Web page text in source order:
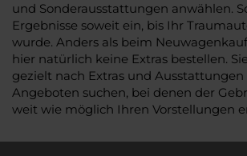
und Sonderausstattungen anwählen.
Ergebnisse soweit ein, bis Ihr
wurde. Anders als beim
hier natürlich keine Extras bestellen.
gezielt nach Extras und Ausstattungen
Angeboten suchen, bei denen der
weit wie möglich Ihren Vorstellungen